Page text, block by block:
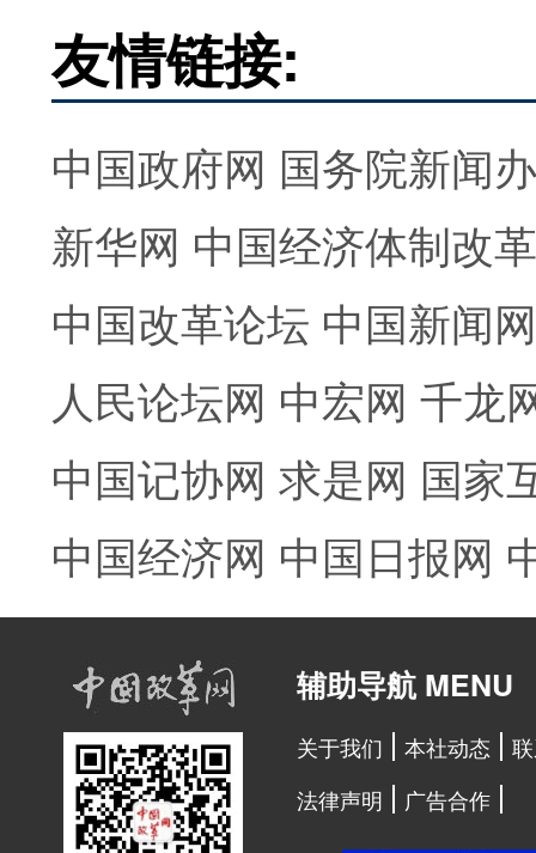
友情链接:
中国政府网 国务院新闻
新华网 中国经济体制改
中国改革论坛 中国新闻网
人民论坛网 中宏网 千龙
中国记协网 求是网 国家
中国经济网 中国日报网
辅助导航 MENU
关于我们 本社动态
法律声明
广告合作